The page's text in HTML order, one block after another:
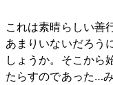
これは素晴らしい善
あまりいないだろう
しょうか。そこから
たらすのであった…